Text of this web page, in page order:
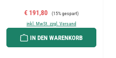
Verkaufspreis:
€ 191,80 Regulärer Preis:
(15% gespart)
inkl. MwSt. zzgl. Versand
IN DEN WARENKORB